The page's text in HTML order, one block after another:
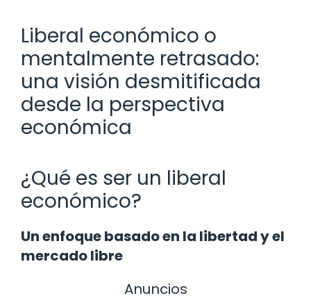
Liberal económico o
mentalmente retrasado:
una visión desmitificada
desde la perspectiva
económica
¿Qué es ser un liberal
económico?
Un enfoque basado en la libertad y el
mercado libre
Anuncios